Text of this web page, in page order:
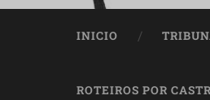
INICIO
ROTEIROS POR